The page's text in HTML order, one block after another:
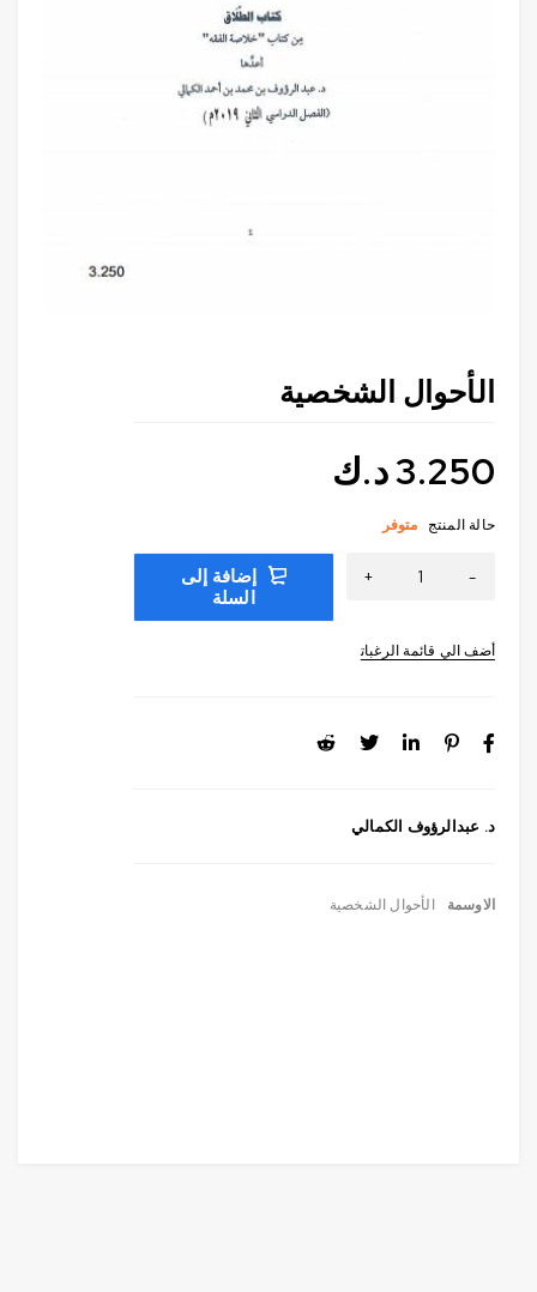
الأحوال الشخصية
د. عبدالرؤوف الكمالي
3.250د.ك
حالة المنتج متوفر
إضافة إلى
السلة
الاوسمة الأحوال الشخصية